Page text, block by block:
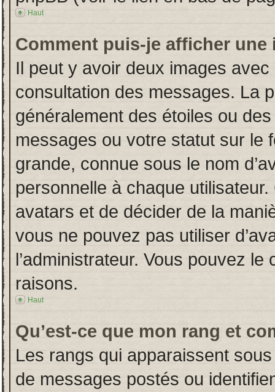
Haut
Comment puis-je afficher une
Il peut y avoir deux images
consultation des messages. La
généralement des étoiles ou
messages ou votre statut sur le
grande, connue sous le nom
personnelle à chaque utilisateur.
avatars et de décider de la
vous ne pouvez pas utiliser
l’administrateur. Vous pouvez
raisons.
Haut
Qu’est-ce que mon rang et
Les rangs qui apparaissent
de messages postés ou